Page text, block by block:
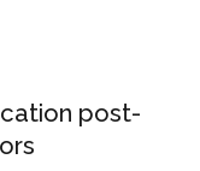
post-